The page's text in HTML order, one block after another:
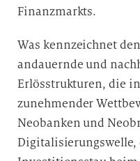
Finanzmarkts.
Was kennzeichnet
andauernde und
Erlösstrukturen, die
zunehmender
Neobanken und